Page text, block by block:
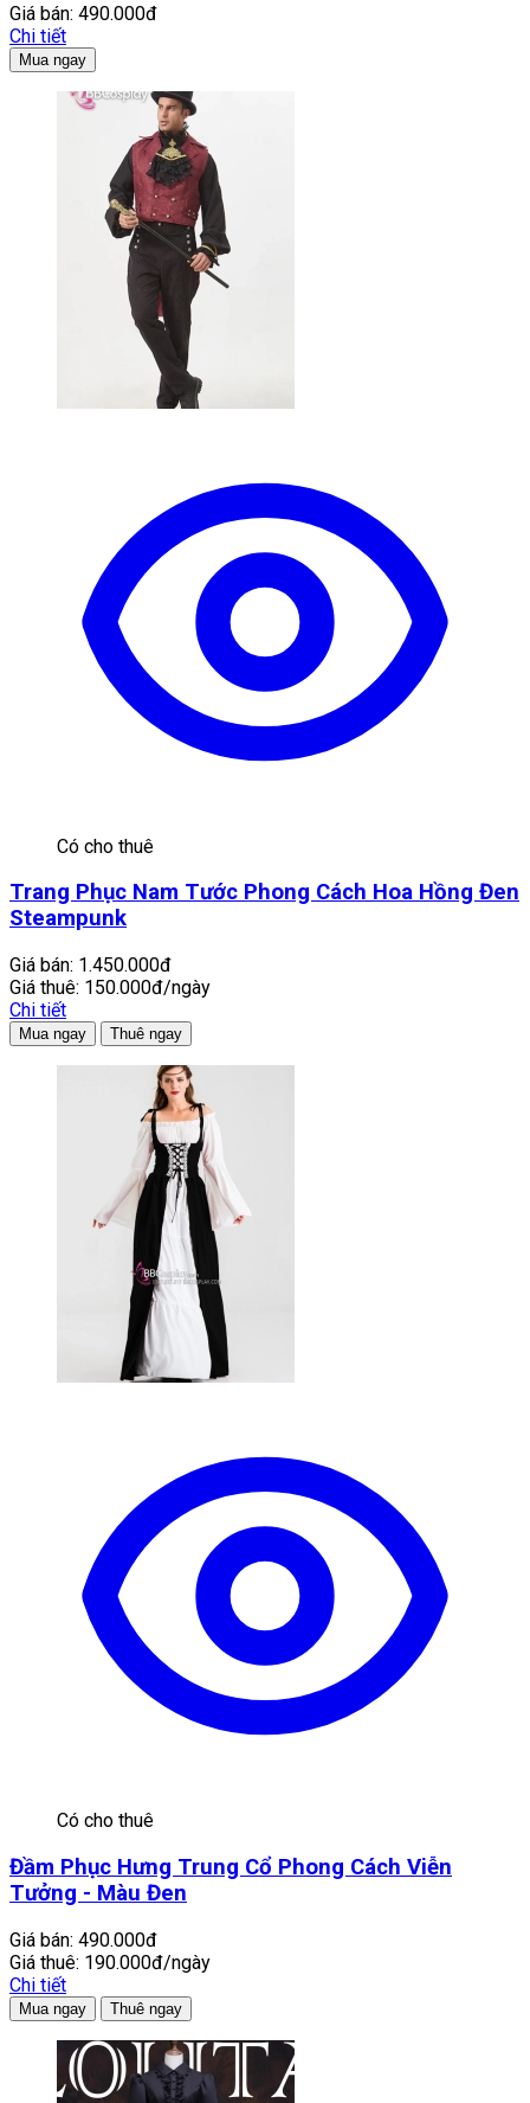
Giá bán: 490.000đ
Chi tiết
Mua ngay
Có cho thuê
Trang Phục Nam Tước Phong Cách Hoa Hồng Đen
Steampunk
Giá bán: 1.450.000đ
Giá thuê: 150.000đ/ngày
Chi tiết
Mua ngay Thuê ngay
Có cho thuê
Đầm Phục Hưng Trung Cổ Phong Cách Viễn
Tưởng - Màu Đen
Giá bán: 490.000đ
Giá thuê: 190.000đ/ngày
Chi tiết
Mua ngay Thuê ngay